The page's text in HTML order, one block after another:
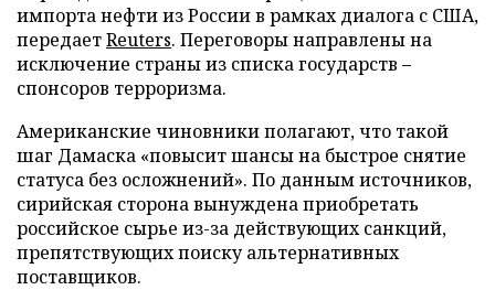
импорта нефти из России в рамках диалога с США,
передаетReuters. Переговоры направлены на
исключение страны из списка государств –
спонсоров терроризма.
Американские чиновники полагают, что такой
шаг Дамаска «повысит шансы на быстрое снятие
статуса без осложнений». По данным источников,
сирийская сторона вынуждена приобретать
российское сырье из-за действующих санкций,
препятствующих поиску альтернативных
поставщиков.